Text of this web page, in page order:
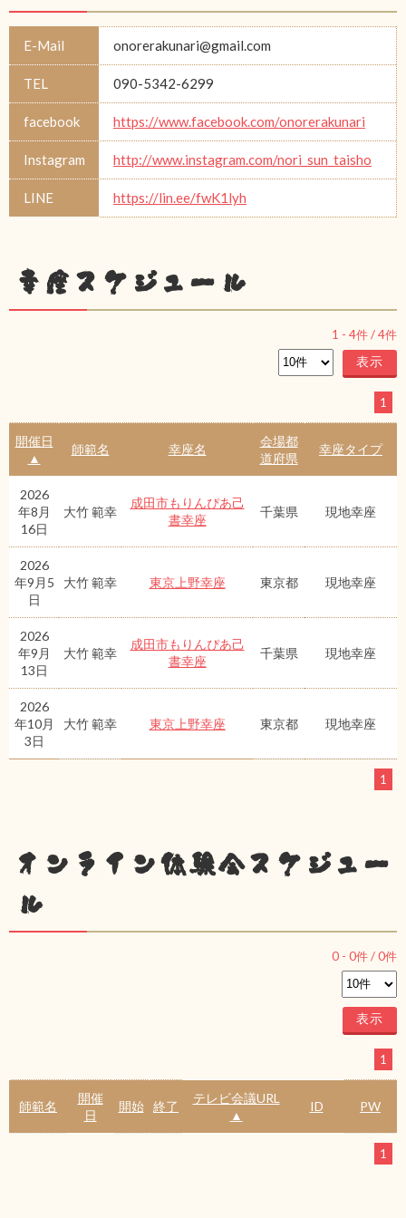
E-Mail onorerakunari@gmail.com
TEL 090-5342-6299
facebook https://www.facebook.com/onorerakunari
Instagram http://www.instagram.com/nori_sun_taisho
LINE https://lin.ee/fwK1lyh
幸座スケジュール
1 - 4件 /4件
1
開催日
▲
師範名 幸座名
会場都
道府県
幸座タイプ
2026
年8月
16日
大竹 範幸
成田市もりんぴあ己
書幸座
千葉県 現地幸座
2026
年9月5
日
大竹 範幸 東京上野幸座 東京都 現地幸座
2026
年9月
13日
大竹 範幸
成田市もりんぴあ己
書幸座
千葉県 現地幸座
2026
年10月
3日
大竹 範幸 東京上野幸座 東京都 現地幸座
1
オンライン体験会スケジュー
ル
0 - 0件 /0件
1
師範名
開催
日
開始 終了
テレビ会議URL
▲
ID PW
1